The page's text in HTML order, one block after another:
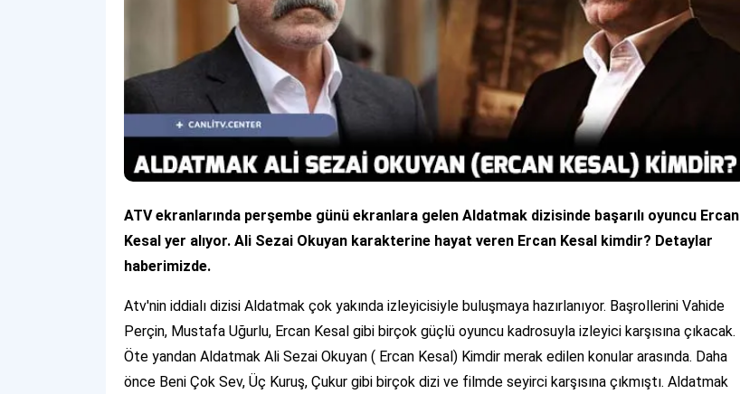
ATV ekranlarında perşembe günü ekranlara gelen Aldatmak dizisinde başarılı oyuncu Ercan
Kesal yer alıyor. Ali Sezai Okuyan karakterine hayat veren Ercan Kesal kimdir? Detaylar
haberimizde.
Atv'nin iddialı dizisi Aldatmak çok yakında izleyicisiyle buluşmaya hazırlanıyor. Başrollerini Vahide
Perçin, Mustafa Uğurlu, Ercan Kesal gibi birçok güçlü oyuncu kadrosuyla izleyici karşısına çıkacak.
Öte yandan Aldatmak Ali Sezai Okuyan ( Ercan Kesal) Kimdir merak edilen konular arasında. Daha
önce Beni Çok Sev, Üç Kuruş, Çukur gibi birçok dizi ve filmde seyirci karşısına çıkmıştı. Aldatmak